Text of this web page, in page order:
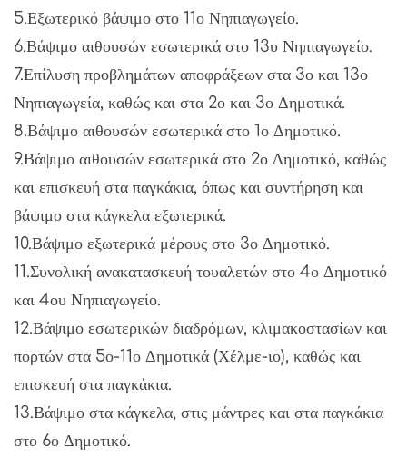
5.Εξωτερικό βάψιμο στο 11ο Νηπιαγωγείο.
6.Βάψιμο αιθουσών εσωτερικά στο 13υ Νηπιαγωγείο.
7.Επίλυση προβλημάτων αποφράξεων στα 3ο και 13ο
Νηπιαγωγεία, καθώς και στα 2ο και 3ο Δημοτικά.
8.Βάψιμο αιθουσών εσωτερικά στο 1ο Δημοτικό.
9.Βάψιμο αιθουσών εσωτερικά στο 2ο Δημοτικό, καθώς
και επισκευή στα παγκάκια, όπως και συντήρηση και
βάψιμο στα κάγκελα εξωτερικά.
10.Βάψιμο εξωτερικά μέρους στο 3ο Δημοτικό.
11.Συνολική ανακατασκευή τουαλετών στο 4ο Δημοτικό
και 4ου Νηπιαγωγείο.
12.Βάψιμο εσωτερικών διαδρόμων, κλιμακοστασίων και
πορτών στα 5ο-11ο Δημοτικά (Χέλμε-ιο), καθώς και
επισκευή στα παγκάκια.
13.Βάψιμο στα κάγκελα, στις μάντρες και στα παγκάκια
στο 6ο Δημοτικό.